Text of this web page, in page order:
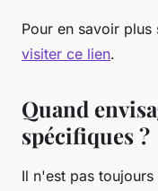
Pour en savoir plus
visiter ce lien.
Quand
spécifiques ?
Il n'est pas